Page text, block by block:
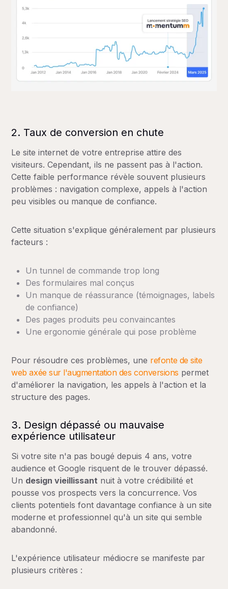
2. Taux de conversion en chute
Le site internet de votre entreprise attire des
visiteurs. Cependant, ils ne passent pas à l'action.
Cette faible performance révèle souvent plusieurs
problèmes : navigation complexe, appels à l'action
peu visibles ou manque de confiance.
Cette situation s'explique généralement par plusieurs
facteurs :
Un tunnel de commande trop long
Des formulaires mal conçus
Un manque de réassurance (témoignages, labels
de confiance)
Des pages produits peu convaincantes
Une ergonomie générale qui pose problème
Pour résoudre ces problèmes, une refonte de site
web axée sur l'augmentation des conversions permet
d'améliorer la navigation, les appels à l'action et la
structure des pages.
3. Design dépassé ou mauvaise
expérience utilisateur
Si votre site n'a pas bougé depuis 4 ans, votre
audience et Google risquent de le trouver dépassé.
Un design vieillissant nuit à votre crédibilité et
pousse vos prospects vers la concurrence. Vos
clients potentiels font davantage confiance à un site
moderne et professionnel qu'à un site qui semble
abandonné.
L'expérience utilisateur médiocre se manifeste par
plusieurs critères :